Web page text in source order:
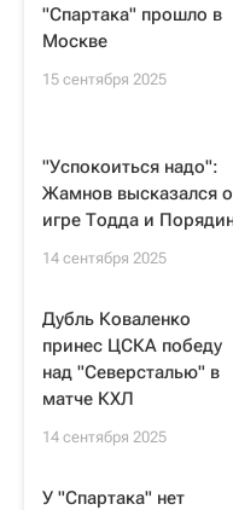
"Спартака" прошло в
Москве
15 сентября 2025
"Успокоиться надо":
Жамнов высказался
игре Тодда и
14 сентября 2025
Дубль Коваленко
принес ЦСКА победу
над "Северсталью" в
матче КХЛ
14 сентября 2025
У "Спартака" нет